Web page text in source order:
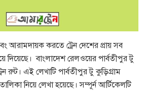
আরামদায়ক করতে ট্রেন দেশের প্রায় সব
দিয়েছে। বাংলাদেশ রেলওয়ের পার্বতীপুর টু
রুট। এই লেখাটি পার্বতীপুর টু কুড়িগ্রাম
নিয়ে লেখা হয়েছে। সম্পূর্ন আর্টিকেলটি